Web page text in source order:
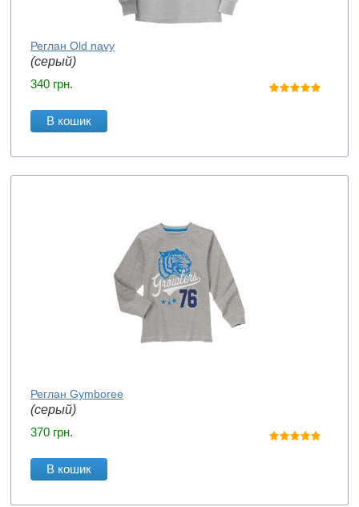
Реглан Old navy
(серый)
340 грн.
В кошик
Реглан Gymboree
(серый)
370 грн.
В кошик